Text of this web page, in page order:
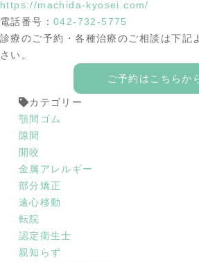
https://machida-kyosei.com/
電話番号： 042-732-5775
診療のご予約・各種治療のご相談は下記
さい。
ご予約はこちらか
カテゴリー
顎間ゴム
隙間
開咬
金属アレルギー
部分矯正
遠心移動
転院
認定衛生士
親知らず